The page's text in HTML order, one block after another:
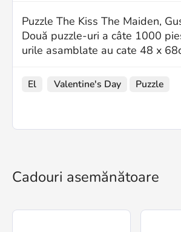
Puzzle The Kiss The Maiden,
Două puzzle-uri a câte 1000
urile asamblate au cate 48 x
El Valentine's Day Puzzle
Cadouri asemănătoare